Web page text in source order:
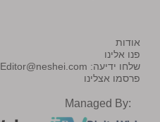
אודות
פנו אלינו
שלחו ידיעה: Editor@neshei.com
פרסמו אצלינו
Managed By: